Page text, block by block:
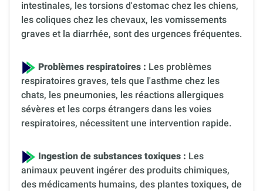
intestinales, les torsions d'estomac chez les chiens,
les coliques chez les chevaux, les vomissements
graves et la diarrhée, sont des urgences fréquentes.
Problèmes respiratoires : Les problèmes
respiratoires graves, tels que l'asthme chez les
chats, les pneumonies, les réactions allergiques
sévères et les corps étrangers dans les voies
respiratoires, nécessitent une intervention rapide.
Ingestion de substances toxiques : Les
animaux peuvent ingérer des produits chimiques,
des médicaments humains, des plantes toxiques, de